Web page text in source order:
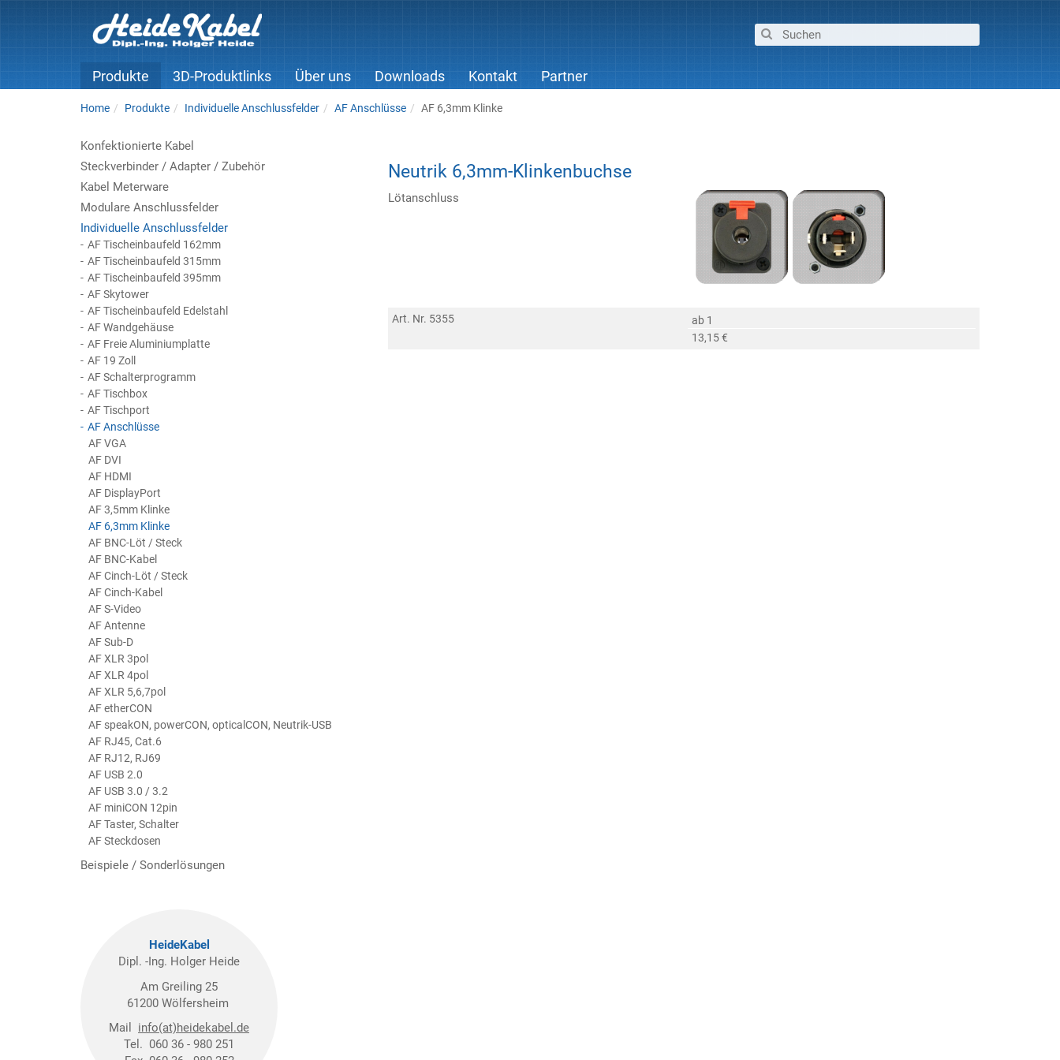
Produkte 3D-Produktlinks Über uns Downloads Kontakt Partner
Home Produkte Individuelle Anschlussfelder AF Anschlüsse AF 6,3mm Klinke
Konfektionierte Kabel
Steckverbinder / Adapter / Zubehör
Kabel Meterware
Modulare Anschlussfelder
Individuelle Anschlussfelder
AF Tischeinbaufeld 162mm
AF Tischeinbaufeld 315mm
AF Tischeinbaufeld 395mm
AF Skytower
AF Tischeinbaufeld Edelstahl
AF Wandgehäuse
AF Freie Aluminiumplatte
AF 19 Zoll
AF Schalterprogramm
AF Tischbox
AF Tischport
AF Anschlüsse
AF VGA
AF DVI
AF HDMI
AF DisplayPort
AF 3,5mm Klinke
AF 6,3mm Klinke
AF BNC-Löt / Steck
AF BNC-Kabel
AF Cinch-Löt / Steck
AF Cinch-Kabel
AF S-Video
AF Antenne
AF Sub-D
AF XLR 3pol
AF XLR 4pol
AF XLR 5,6,7pol
AF etherCON
AF speakON, powerCON, opticalCON, Neutrik-USB
AF RJ45, Cat.6
AF RJ12, RJ69
AF USB 2.0
AF USB 3.0 / 3.2
AF miniCON 12pin
AF Taster, Schalter
AF Steckdosen
Beispiele / Sonderlösungen
HeideKabel
Dipl. -Ing. Holger Heide
Am Greiling 25
61200 Wölfersheim
Mail info(at)heidekabel.de
Tel. 060 36 - 980 251
Neutrik 6,3mm-Klinkenbuchse
Lötanschluss
Art. Nr. 5355
ab 1
13,15 €